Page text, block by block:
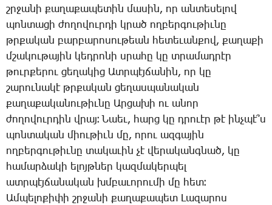
շրջա­նի քա­ղա­քա­պե­տին մա­սին, որ ան­տե­սե­լով
պոն­տա­ցի ժո­ղո­վուր­դի կրած ող­բեր­գու­թիւ­նը
թրքա­կան բար­բա­րո­սու­թեան հե­տե­ւան­քով, քա­ղա­քի
մշա­կու­թա­յին կեդ­րո­նի սրա­հը կը տրա­մադ­րէր
թուր­քե­րու ցե­ղա­կից Ատր­պէյ­ճա­նին, որ կը
շա­րու­նա­կէ թրքա­կան ցե­ղաս­պա­նա­կան
քա­ղա­քա­կա­նու­թիւ­նը Ար­ցա­խի ու ա­նոր
ժո­ղո­վուր­դին վրայ։ ­Նաեւ, հարց կը դրո­ւէր թէ ինչ­պէ՞ս
պոն­տա­կան միու­թիւն մը, ո­րու ազ­գա­յին
ող­բեր­գու­թիւ­նը տա­կա­ւին չէ վե­րա­կանգ­նած, կը
հա­մար­ձա­կի ե­լոյթ­ներ կազ­մա­կեր­պել
ատր­պէյ­ճա­նա­կան խմբա­ւո­րու­մի մը հետ։
Ամ­պե­լո­քի­փի շրջա­նի քա­ղա­քա­պետ ­Լա­զա­րոս